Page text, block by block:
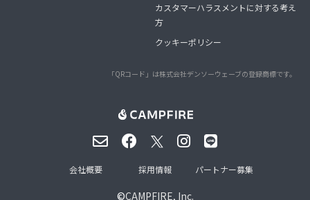
カスタマーハラスメントに対する考え
方
クッキーポリシー
「QRコード」は株式会社デンソーウェーブの登録商標です。
©CAMPFIRE, Inc.
会社概要 採用情報 パートナー募集